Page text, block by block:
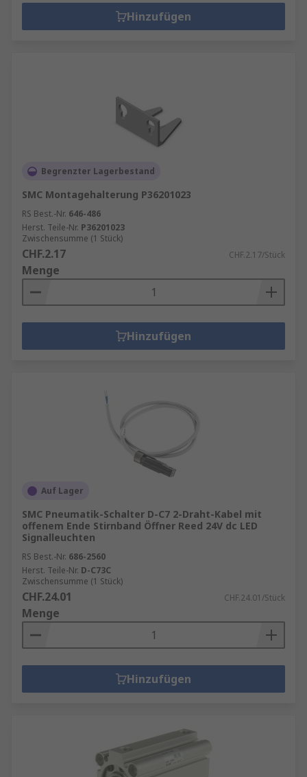
Hinzufügen
Begrenzter Lagerbestand
SMC Montagehalterung P36201023
RS Best.-Nr. 646-486
Herst. Teile-Nr. P36201023
Zwischensumme (1 Stück)
CHF.2.17 CHF.2.17/Stück
Menge
Hinzufügen
Auf Lager
SMC Pneumatik-Schalter D-C7 2-Draht-Kabel mit
offenem Ende Stirnband Öffner Reed 24V dc LED
Signalleuchten
RS Best.-Nr. 686-2560
Herst. Teile-Nr. D-C73C
Zwischensumme (1 Stück)
CHF.24.01 CHF.24.01/Stück
Menge
Hinzufügen